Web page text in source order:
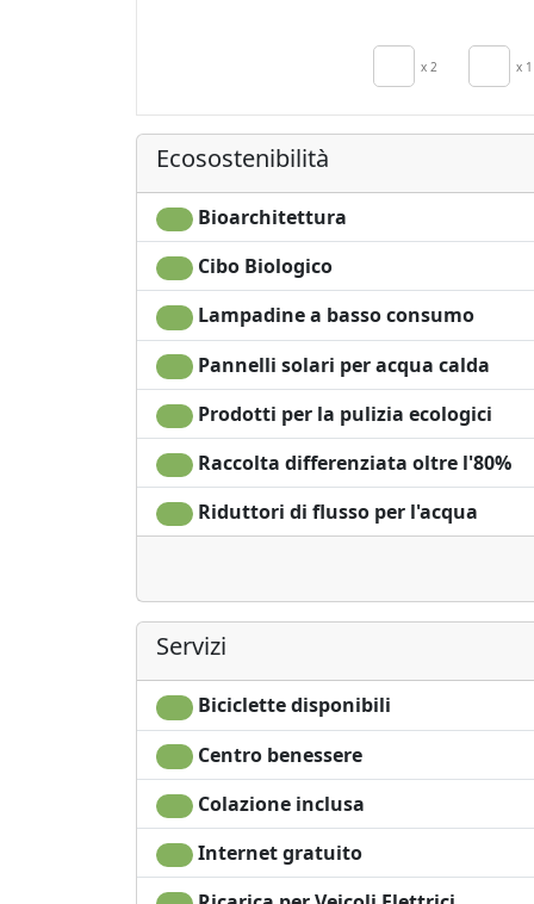
autonomo
Frigobar
su richiesta
x 2 x 1
Ecosostenibilità
Bioarchitettura
Cibo Biologico
Lampadine a basso consumo
Pannelli solari per acqua calda
Prodotti per la pulizia ecologici
Raccolta differenziata oltre l'80%
Riduttori di flusso per l'acqua
Servizi
Biciclette disponibili
Centro benessere
Colazione inclusa
Internet gratuito